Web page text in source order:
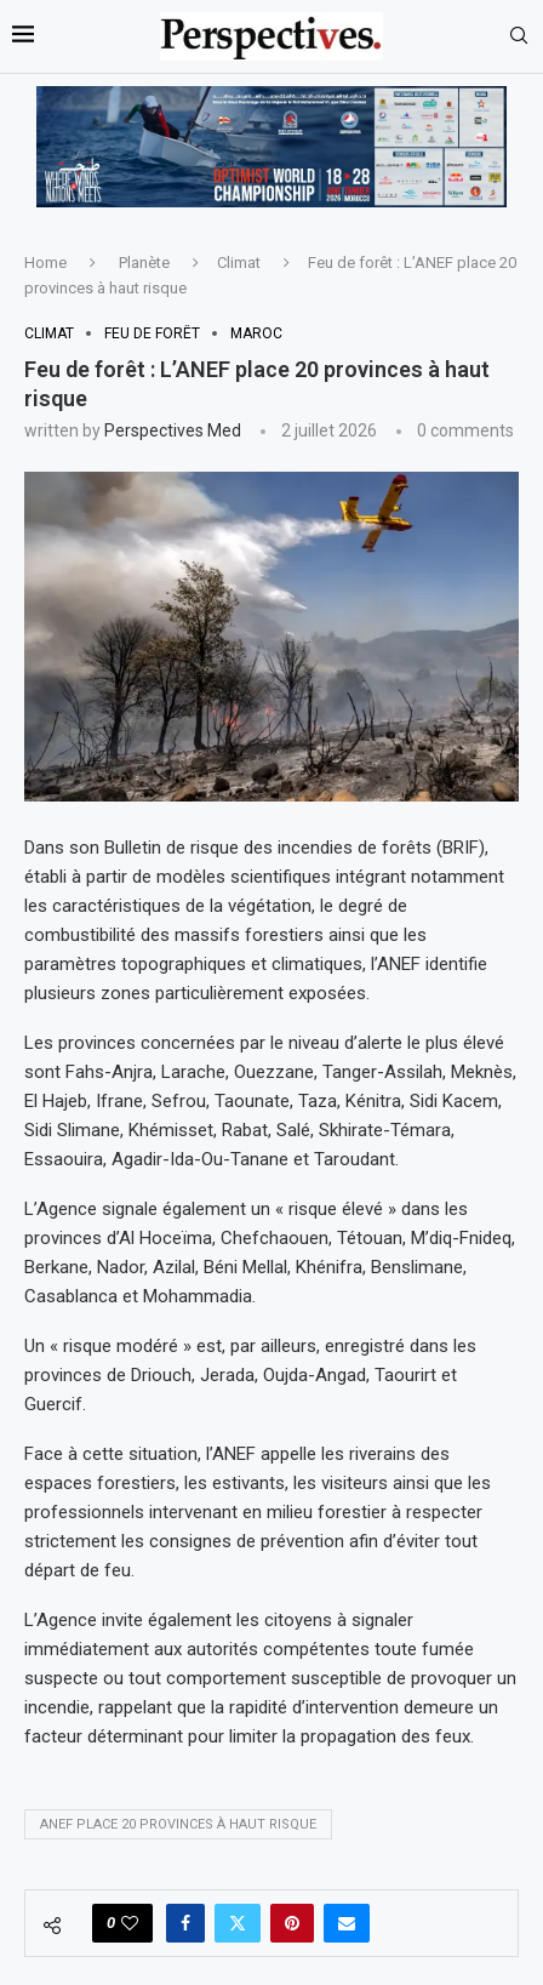
Home Planète Climat
Feu de forêt : L’ANEF place 20
provinces à haut risque
CLIMAT FEU DE FORÊT MAROC
Feu de forêt : L’ANEF place 20 provinces à haut
risque
written by Perspectives Med 2 juillet 2026 0 comments
Dans son Bulletin de risque des incendies de forêts (BRIF),
établi à partir de modèles scientifiques intégrant notamment
les caractéristiques de la végétation, le degré de
combustibilité des massifs forestiers ainsi que les
paramètres topographiques et climatiques, l’ANEF identifie
plusieurs zones particulièrement exposées.
Les provinces concernées par le niveau d’alerte le plus élevé
sont Fahs-Anjra, Larache, Ouezzane, Tanger-Assilah, Meknès,
El Hajeb, Ifrane, Sefrou, Taounate, Taza, Kénitra, Sidi Kacem,
Sidi Slimane, Khémisset, Rabat, Salé, Skhirate-Témara,
Essaouira, Agadir-Ida-Ou-Tanane et Taroudant.
L’Agence signale également un « risque élevé » dans les
provinces d’Al Hoceïma, Chefchaouen, Tétouan, M’diq-Fnideq,
Berkane, Nador, Azilal, Béni Mellal, Khénifra, Benslimane,
Casablanca et Mohammadia.
Un « risque modéré » est, par ailleurs, enregistré dans les
provinces de Driouch, Jerada, Oujda-Angad, Taourirt et
Guercif.
Face à cette situation, l’ANEF appelle les riverains des
espaces forestiers, les estivants, les visiteurs ainsi que les
professionnels intervenant en milieu forestier à respecter
strictement les consignes de prévention afin d’éviter tout
départ de feu.
L’Agence invite également les citoyens à signaler
immédiatement aux autorités compétentes toute fumée
suspecte ou tout comportement susceptible de provoquer un
incendie, rappelant que la rapidité d’intervention demeure un
facteur déterminant pour limiter la propagation des feux.
ANEF PLACE 20 PROVINCES À HAUT RISQUE
0